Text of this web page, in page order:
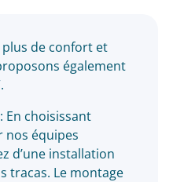
de confort et
également
En choisissant
nos équipes
d’une installation
tracas. Le montage